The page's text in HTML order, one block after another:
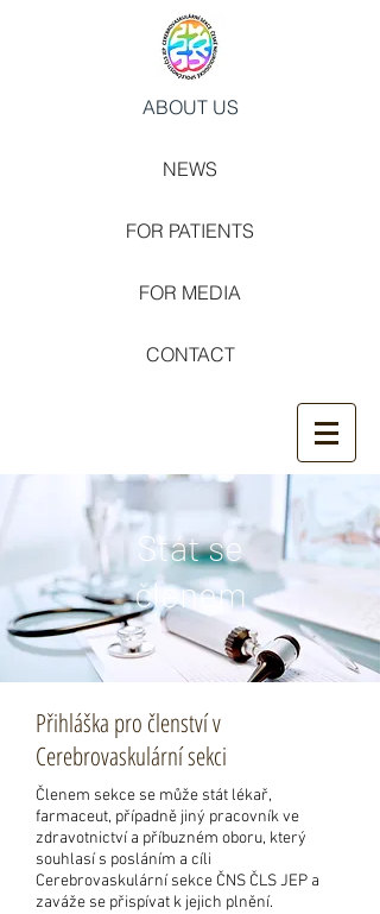
ABOUT US
NEWS
FOR PATIENTS
FOR MEDIA
CONTACT
Stát se
členem
Přihláška pro členství v
Cerebrovaskulární sekci
Členem sekce se může stát lékař,
farmaceut, případně jiný pracovník ve
zdravotnictví a příbuzném oboru, který
souhlasí s posláním a cíli
Cerebrovaskulární sekce ČNS ČLS JEP a
zaváže se přispívat k jejich plnění.